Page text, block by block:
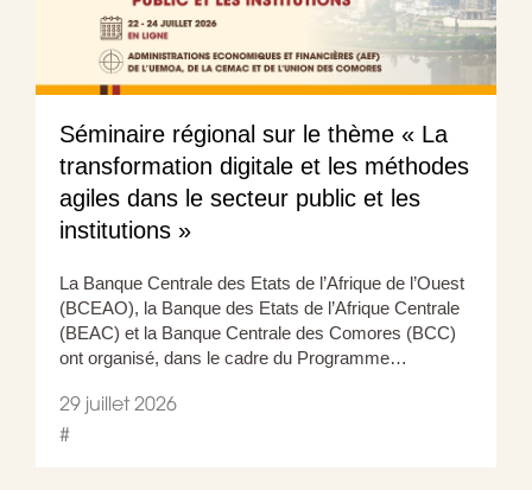
Séminaire régional sur le thème « La
transformation digitale et les méthodes
agiles dans le secteur public et les
institutions »
La Banque Centrale des Etats de l’Afrique de l’Ouest
(BCEAO), la Banque des Etats de l’Afrique Centrale
(BEAC) et la Banque Centrale des Comores (BCC)
ont organisé, dans le cadre du Programme…
29 juillet 2026
#